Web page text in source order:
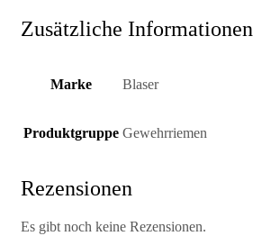
Zusätzliche Informationen
Marke Blaser
Produktgruppe Gewehrriemen
Rezensionen
Es gibt noch keine Rezensionen.